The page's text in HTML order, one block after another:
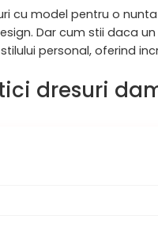
cu model pentru o
Dar cum stii daca
personal, oferind
dresuri